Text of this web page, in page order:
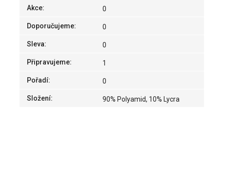
Akce: 0
Doporučujeme: 0
Sleva: 0
Připravujeme: 1
Pořadí: 0
Složení: 90% Polyamid, 10% Lycra